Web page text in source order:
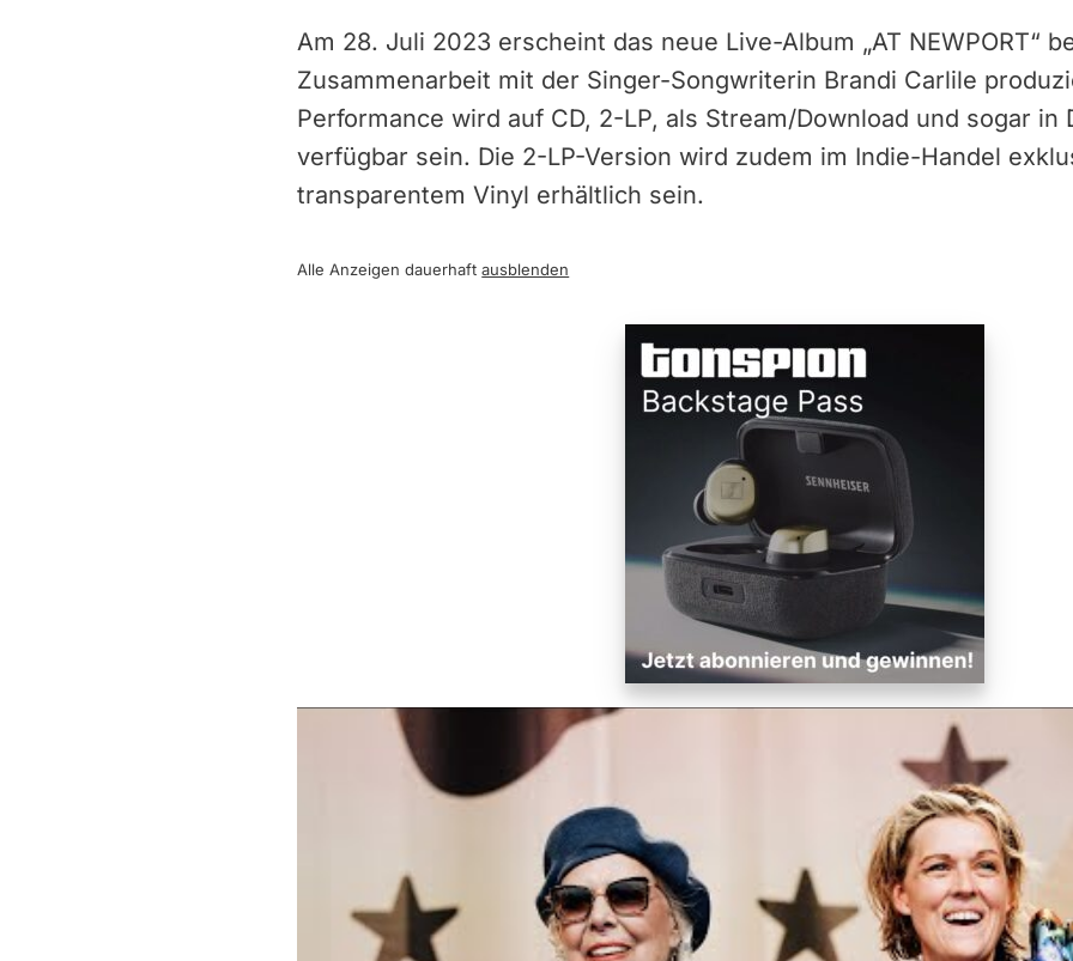
Am 28. Juli 2023 erscheint das neue Live-Album „AT NEWPORT“
Zusammenarbeit mit der Singer-Songwriterin Brandi Carlile
Performance wird auf CD, 2-LP, als Stream/Download und sogar in
verfügbar sein. Die 2-LP-Version wird zudem im Indie-Handel
transparentem Vinyl erhältlich sein.
Alle Anzeigen dauerhaftausblenden